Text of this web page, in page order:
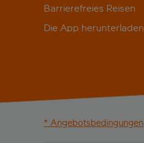
Barrierefreies Reisen
Die App herunterladen
* Angebotsbedingungen